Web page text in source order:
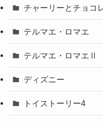
チャーリーとチョコ
テルマエ・ロマエ
テルマエ・ロマエⅡ
ディズニー
トイストーリー4